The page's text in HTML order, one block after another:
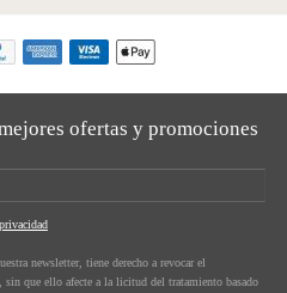
ofertas y promociones
newsletter, tiene derecho a revocar el
que ello afecte a la licitud del tratamiento basado